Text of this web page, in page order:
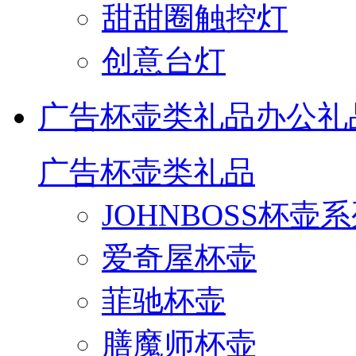
甜甜圈触控灯
创意台灯
广告杯壶类礼品办公礼
广告杯壶类礼品
JOHNBOSS杯壶
爱奇屋杯壶
菲驰杯壶
膳魔师杯壶